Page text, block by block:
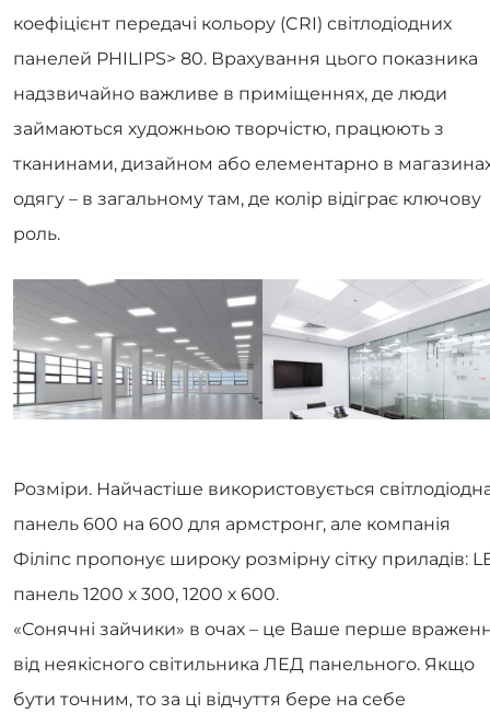
коефіцієнт передачі кольору (CRI) світлодіодних
панелей PHILIPS> 80. Врахування цього показника
надзвичайно важливе в приміщеннях, де люди
займаються художньою творчістю, працюють з
тканинами, дизайном або елементарно в
одягу – в загальному там, де колір відіграє ключову
роль.
Розміри. Найчастіше використовується
панель 600 на 600 для армстронг, але компанія
Філіпс пропонує широку розмірну сітку приладів:
панель 1200 х 300, 1200 х 600.
«Сонячні зайчики» в очах – це Ваше перше
від неякісного світильника ЛЕД панельного. Якщо
бути точним, то за ці відчуття бере на себе